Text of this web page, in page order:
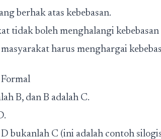
berhak atas kebebasan.
tidak boleh menghalangi
harus menghargai
B, dan B adalah C.
bukanlah C (ini adalah contoh